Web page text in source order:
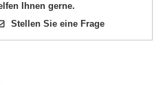
Ihnen gerne.
Stellen Sie eine Frage